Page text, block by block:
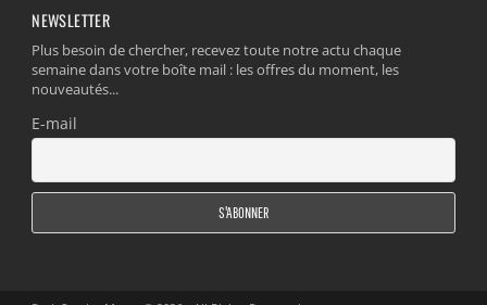
NEWSLETTER
Plus besoin de chercher, recevez toute notre actu chaque
semaine dans votre boîte mail : les offres du moment, les
nouveautés...
E-mail